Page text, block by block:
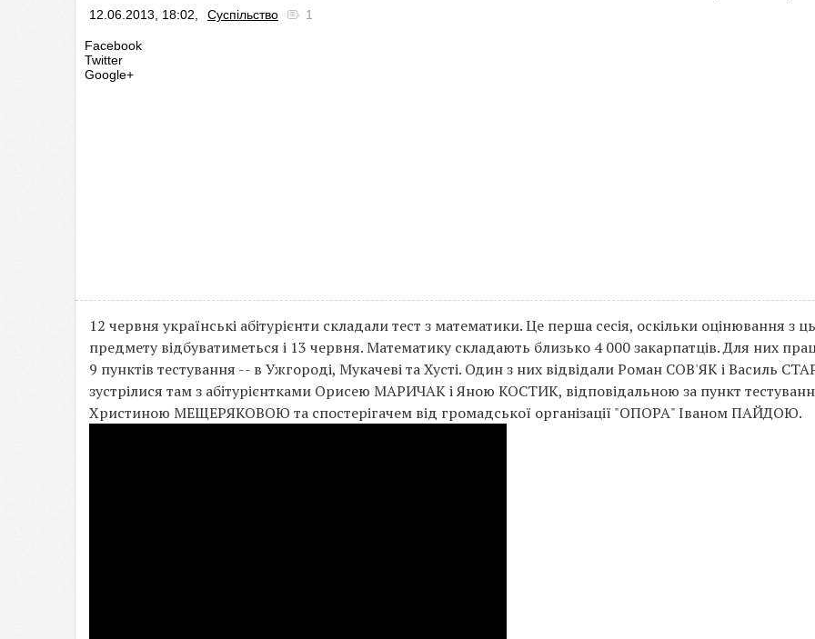
12.06.2013, 18:02, Суспільство 1
Facebook
Twitter
Google+
12 червня українські абітурієнти складали тест з математики. Це перша сесія, оскільки оцінювання з
предмету відбуватиметься і 13 червня. Математику складають близько 4 000 закарпатців. Для них
9 пунктів тестування -- в Ужгороді, Мукачеві та Хусті. Один з них відвідали Роман СОВ'ЯК і Василь
зустрілися там з абітурієнтками Орисею МАРИЧАК і Яною КОСТИК, відповідальною за пункт
Христиною МЕЩЕРЯКОВОЮ та спостерігачем від громадської організації "ОПОРА" Іваном ПАЙДОЮ.